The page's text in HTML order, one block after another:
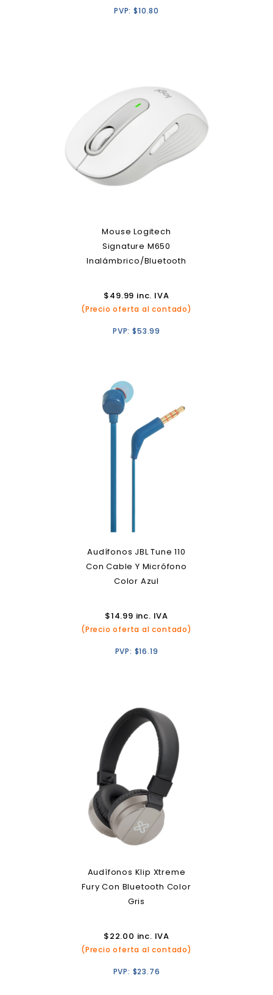
PVP:$10.80
Mouse Logitech
Signature M650
Inalámbrico/Bluetooth
$49.99 inc. IVA
(Precio oferta al contado)
PVP:$53.99
Audífonos JBL Tune 110
Con Cable Y Micrófono
Color Azul
$14.99 inc. IVA
(Precio oferta al contado)
PVP: $16.19
Audífonos Klip Xtreme
Fury Con Bluetooth Color
Gris
$22.00 inc. IVA
(Precio oferta al contado)
PVP: $23.76